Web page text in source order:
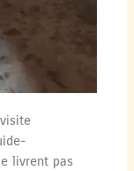
livrent pas